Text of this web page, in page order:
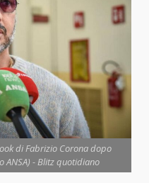
di Fabrizio Corona dopo
ANSA) - Blitz quotidiano